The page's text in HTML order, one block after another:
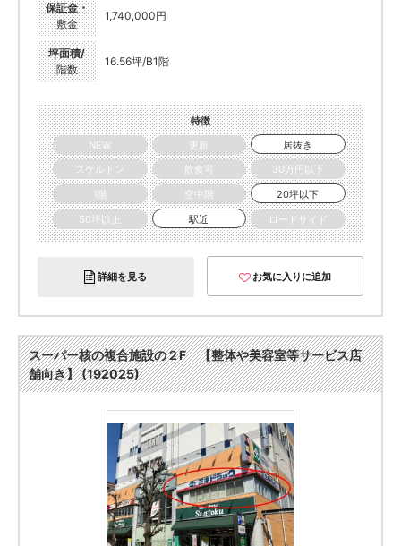
保証金・
敷金
1,740,000円
坪面積/
階数
16.56坪/B1階
特徴
NEW
更新
居抜き
スケルトン
飲食可
30万円以下
1階
空中階
20坪以下
50坪以上
駅近 ロードサイド
詳細を見る お気に入りに追加
スーパー核の複合施設の２F 【整体や美容室等サービス店
舗向き】 (192025)